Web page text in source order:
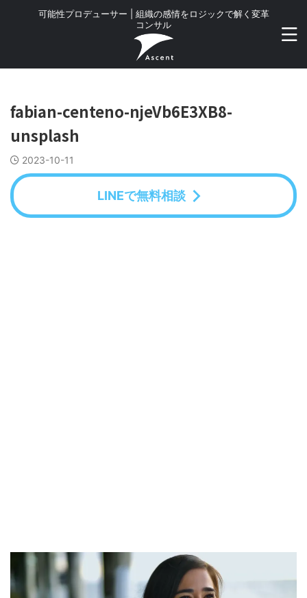
可能性プロデューサー | 組織の感情をロジックで解く変革
コンサル
fabian-centeno-njeVb6E3XB8-
unsplash
2023-10-11
LINEで無料相談